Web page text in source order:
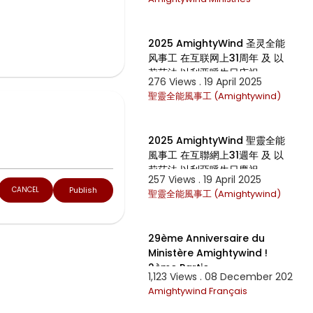
2025 AmightyWind 圣灵全能
风事工 在互联网上31周年 及 以
莉莎法 以利亚呼生日庆祝
276 Views . 19 April 2025
聖靈全能風事工 (Amightywind)
2025 AmightyWind 聖靈全能
風事工 在互聯網上31週年 及 以
莉莎法 以利亞呼生日慶祝
257 Views . 19 April 2025
聖靈全能風事工 (Amightywind)
29ème Anniversaire du
Ministère Amightywind !
2ème Partie
1,123 Views . 08 December 2024
Amightywind Français
CANCEL Publish